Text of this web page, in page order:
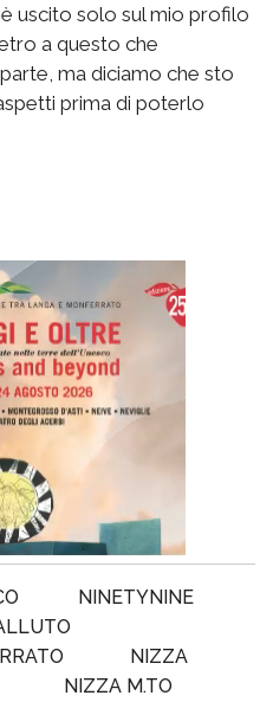
uscito solo sul mio profilo
a questo che
ma diciamo che sto
prima di poterlo
NINETYNINE
NIZZA
NIZZA M.TO